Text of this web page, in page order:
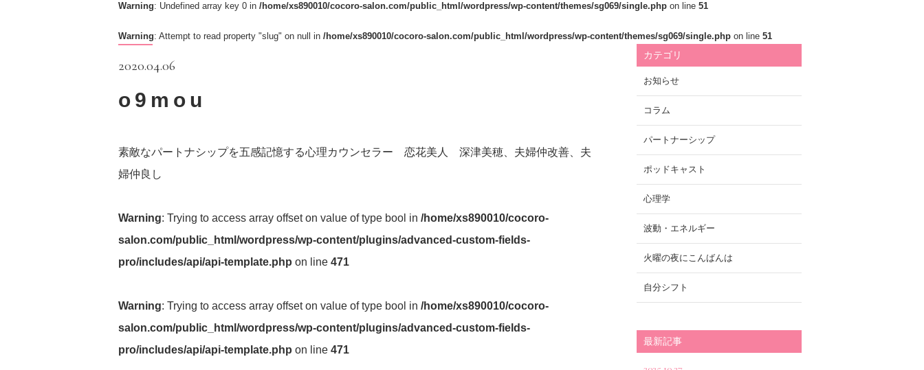
Warning: Undefined array key 0 in /home/xs890010/cocoro-salon.com/public_html/wordpress/wp-content/themes/sg069/single.php on line 51
Warning: Attempt to read property "slug" on null in /home/xs890010/cocoro-salon.com/public_html/wordpress/wp-content/themes/sg069/single.php on line 51
2020.04.06
o9mou
素敵なパートナシップを五感記憶する心理カウンセラー 恋花美人 深津美穂、夫婦仲改善、夫
婦仲良し
Warning: Trying to access array offset on value of type bool in /home/xs890010/cocoro-
salon.com/public_html/wordpress/wp-content/plugins/advanced-custom-fields-
pro/includes/api/api-template.php on line 471
Warning: Trying to access array offset on value of type bool in /home/xs890010/cocoro-
salon.com/public_html/wordpress/wp-content/plugins/advanced-custom-fields-
pro/includes/api/api-template.php on line 471
カテゴリ
お知らせ
コラム
パートナーシップ
ポッドキャスト
心理学
波動・エネルギー
火曜の夜にこんばんは
自分シフト
最新記事